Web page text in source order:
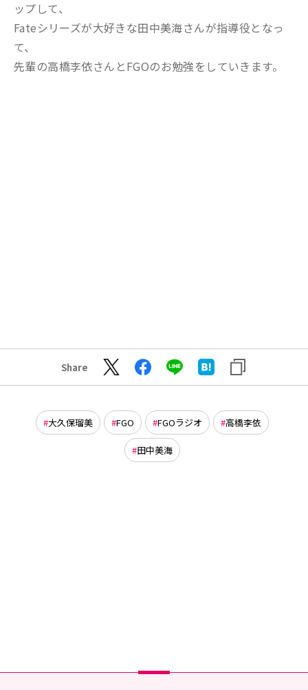
ップして、
Fateシリーズが大好きな田中美海さんが指導役となっ
て、
先輩の高橋李依さんとFGOのお勉強をしていきます。
Share
大久保瑠美 FGO FGOラジオ 高橋李依
田中美海